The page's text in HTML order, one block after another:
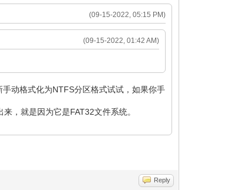
(09-15-2022, 05:15 PM)
(09-15-2022, 01:42 AM)
动格式化为NTFS分区格式试试，如果你手
，就是因为它是FAT32文件系统。
Reply